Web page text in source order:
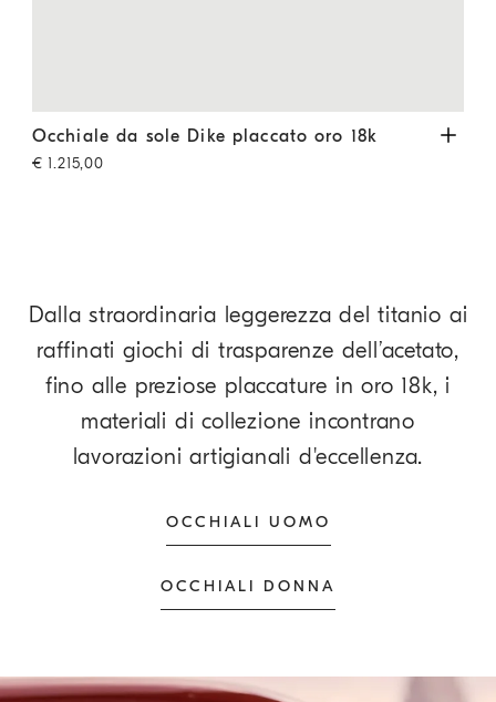
Occhiale da sole Dike placcato oro 18k Oro
Occhiale da sole Dike placcato oro 18k
€ 1.215,00
Dalla straordinaria leggerezza del titanio ai
raffinati giochi di trasparenze dell’acetato,
fino alle preziose placcature in oro 18k, i
materiali di collezione incontrano
lavorazioni artigianali d'eccellenza.
OCCHIALI UOMO
OCCHIALI DONNA